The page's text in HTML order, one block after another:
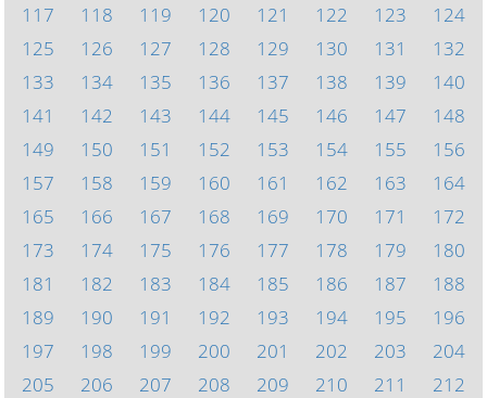
117
118 119 120 121 122 123
124
125
126 127 128 129 130 131
132
133
134 135 136 137 138 139
140
141
142 143 144 145 146 147
148
149
150 151 152 153 154 155
156
157
158 159 160 161 162 163
164
165
166 167 168 169 170 171
172
173
174 175 176 177 178 179
180
181
182 183 184 185 186 187
188
189
190 191 192 193 194 195
196
197
198 199 200 201 202 203
204
205
206 207 208 209 210 211
212